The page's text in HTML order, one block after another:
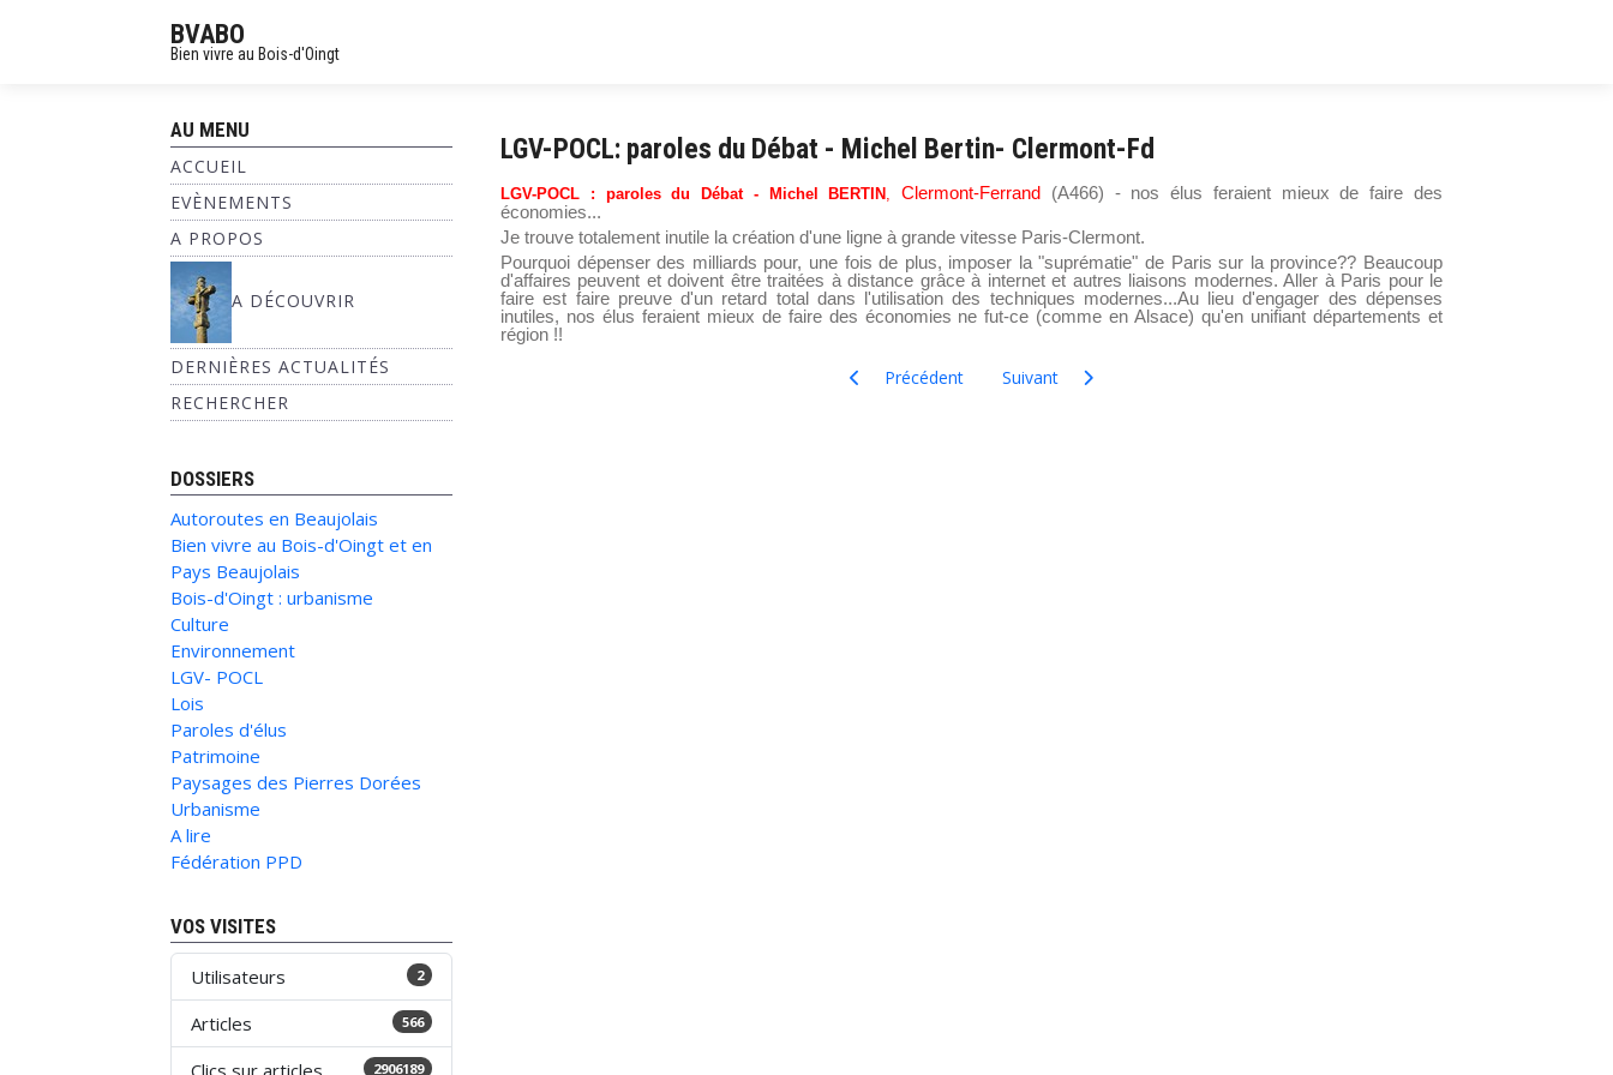
BVABO
Bien vivre au Bois-d'Oingt
AU MENU
ACCUEIL
EVÈNEMENTS
A PROPOS
A DÉCOUVRIR
DERNIÈRES ACTUALITÉS
RECHERCHER
DOSSIERS
Autoroutes en Beaujolais
Bien vivre au Bois-d'Oingt et en
Pays Beaujolais
Bois-d'Oingt : urbanisme
Culture
Environnement
LGV- POCL
Lois
Paroles d'élus
Patrimoine
Paysages des Pierres Dorées
Urbanisme
A lire
Fédération PPD
VOS VISITES
Utilisateurs 2
Articles 566
Clics sur articles 2906189
LGV-POCL: paroles du Débat - Michel Bertin- Clermont-Fd
LGV-POCL : paroles du Débat - Michel BERTIN , Clermont-Ferrand (A466) - nos élus feraient mieux de faire des
économies...
Je trouve totalement inutile la création d'une ligne à grande vitesse Paris-Clermont.
Pourquoi dépenser des milliards pour, une fois de plus, imposer la "suprématie" de Paris sur la province?? Beaucoup
d'affaires peuvent et doivent être traitées à distance grâce à internet et autres liaisons modernes. Aller à Paris pour le
faire est faire preuve d'un retard total dans l'utilisation des techniques modernes...Au lieu d'engager des dépenses
inutiles, nos élus feraient mieux de faire des économies ne fut-ce (comme en Alsace) qu'en unifiant départements et
région !!
Article précédent : Philippe Charlot: paroles du Débat LGV-POCL
Précédent Article suivant : LGV-POCL: paroles du Débat -Jean-Louis POSTE, Loiret
Suivant